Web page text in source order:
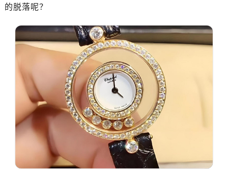
的脱落呢？